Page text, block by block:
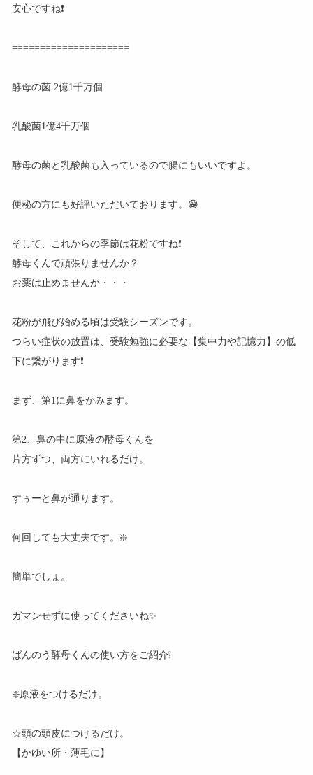
安心ですね❗
=====================
酵母の菌 2億1千万個
乳酸菌1億4千万個
酵母の菌と乳酸菌も入っているので腸にもいいですよ。
便秘の方にも好評いただいております。😁
そして、これからの季節は花粉ですね❗
酵母くんで頑張りませんか？
お薬は止めませんか・・・
花粉が飛び始める頃は受験シーズンです。
つらい症状の放置は、受験勉強に必要な【集中力や記憶力】の低
下に繋がります❗
まず、第1に鼻をかみます。
第2、鼻の中に原液の酵母くんを
片方ずつ、両方にいれるだけ。
すぅーと鼻が通ります。
何回しても大丈夫です。❇️
簡単でしょ。
ガマンせずに使ってくださいね✨
ばんのう酵母くんの使い方をご紹介❕
❇️原液をつけるだけ。
☆頭の頭皮につけるだけ。
【かゆい所・薄毛に】